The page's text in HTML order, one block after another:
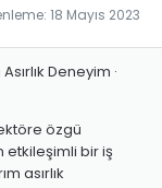
18 Mayıs 2023
Asırlık Deneyim ·
özgü
etkileşimli bir iş
asırlık